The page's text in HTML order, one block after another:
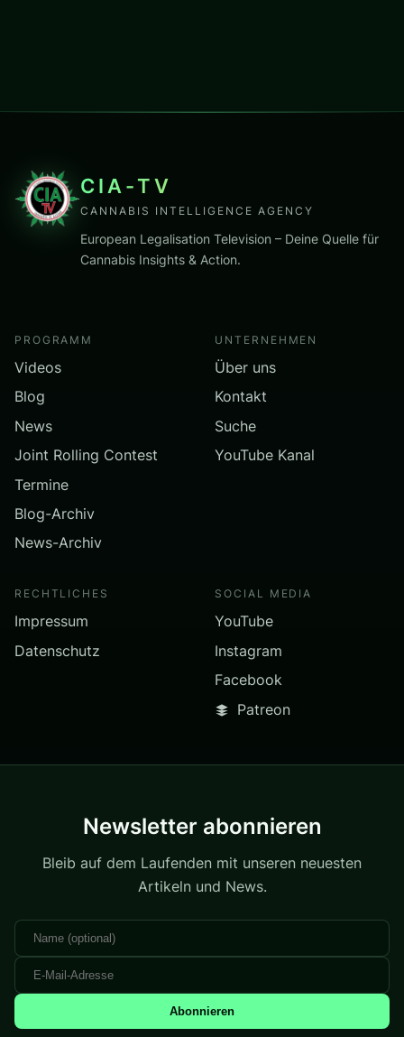
CIA-TV
CANNABIS INTELLIGENCE AGENCY
European Legalisation Television – Deine Quelle für
Cannabis Insights & Action.
PROGRAMM
Videos
Blog
News
Joint Rolling Contest
Termine
Blog-Archiv
News-Archiv
UNTERNEHMEN
Über uns
Kontakt
Suche
YouTube Kanal
RECHTLICHES
Impressum
Datenschutz
SOCIAL MEDIA
YouTube
Instagram
Facebook
Patreon
Newsletter abonnieren
Bleib auf dem Laufenden mit unseren neuesten
Artikeln und News.
Abonnieren